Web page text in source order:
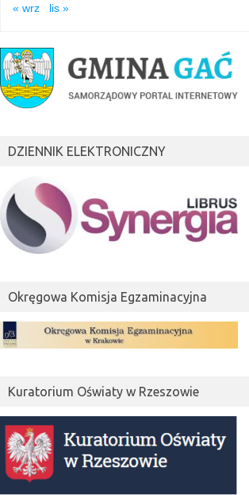
« wrz lis »
DZIENNIK ELEKTRONICZNY
Okręgowa Komisja Egzaminacyjna
Kuratorium Oświaty w Rzeszowie